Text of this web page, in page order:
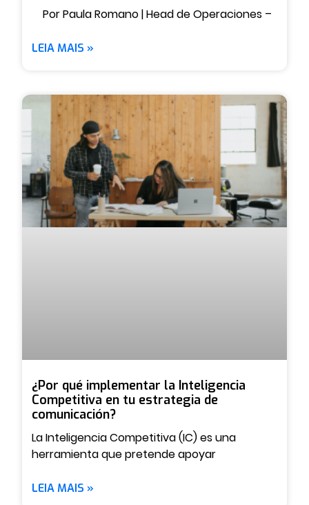
Por Paula Romano | Head de Operaciones –
LEIA MAIS »
¿Por qué implementar la Inteligencia
Competitiva en tu estrategia de
comunicación?
La Inteligencia Competitiva (IC) es una
herramienta que pretende apoyar
LEIA MAIS »